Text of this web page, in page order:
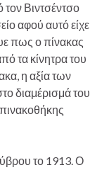
Βιντσέντσο
αφού αυτό είχε
πως ο πίνακας
τα κίνητρα του
η αξία των
διαμέρισμά του
το 1913. Ο